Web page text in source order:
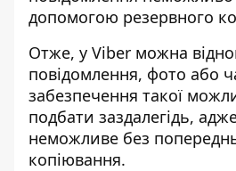
допомогою резервного
Отже, у Viber можна
повідомлення, фото або
забезпечення такої
подбати заздалегідь,
неможливе без
копіювання.